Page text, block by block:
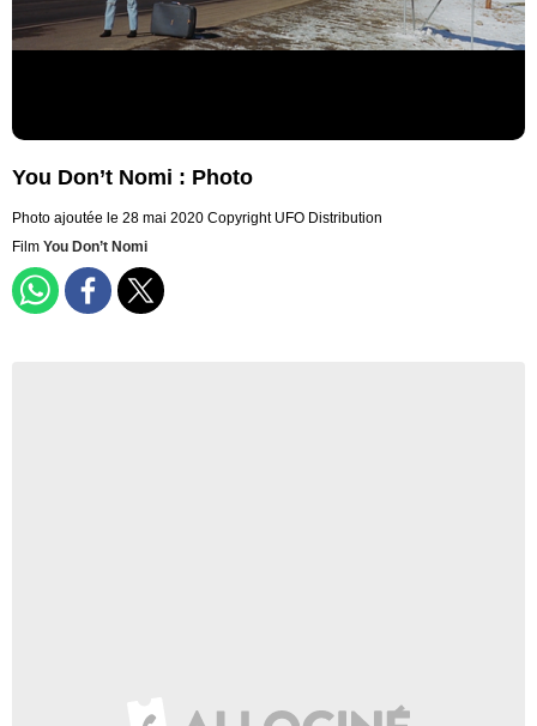
You Don’t Nomi : Photo
Photo ajoutée le 28 mai 2020 Copyright UFO Distribution
Film You Don’t Nomi